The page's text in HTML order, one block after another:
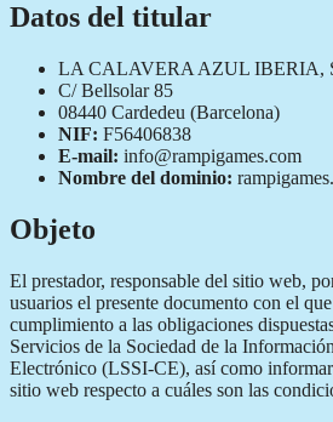
Datos del titular
LA CALAVERA AZUL IBERIA,
C/ Bellsolar 85
08440 Cardedeu (Barcelona)
NIF: F56406838
E-mail: info@rampigames.com
Nombre del dominio:
Objeto
El prestador, responsable del sitio web,
usuarios el presente documento con el
cumplimiento a las obligaciones
Servicios de la Sociedad de la
Electrónico (LSSI-CE), así como
sitio web respecto a cuáles son las